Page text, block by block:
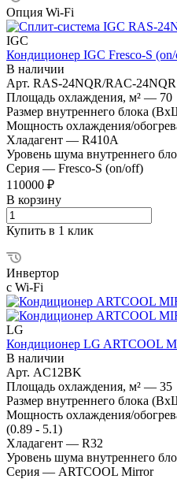
Опция Wi-Fi
IGC
Кондиционер IGC Fresco-S
В наличии
Арт. RAS-24NQR/RAC-24NQR
Площадь охлаждения, м² — 70
Размер внутреннего блока
Мощность охлаждения/
Хладагент — R410A
Уровень шума внутреннего
Серия — Fresco-S (on/off)
110000 ₽
В корзину
Купить в 1 клик
Инвертор
с Wi-Fi
LG
Кондиционер LG ARTCOOL
В наличии
Арт. AC12BK
Площадь охлаждения, м² — 35
Размер внутреннего блока
Мощность охлаждения/
(0.89 - 5.1)
Хладагент — R32
Уровень шума внутреннего
Серия — ARTCOOL Mirror